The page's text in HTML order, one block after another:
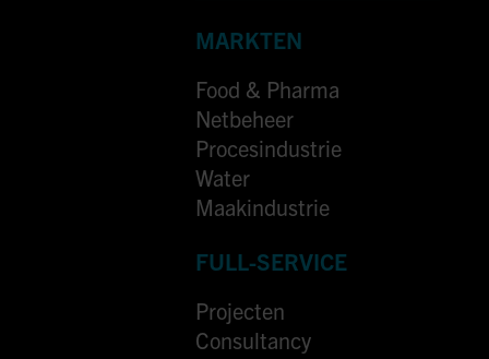
MARKTEN
Food & Pharma
Netbeheer
Procesindustrie
Water
Maakindustrie
FULL-SERVICE
Projecten
Consultancy